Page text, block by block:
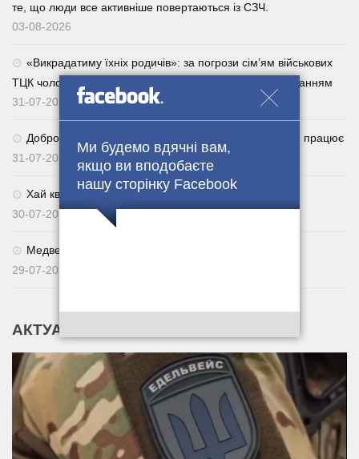
Ми будемо вдячні вам,
якщо ви вподобаєте
нашу сторінку Facebook
те, що люди все активніше повертаються із СЗЧ.
03-08-2026
«Викрадатиму їхніх родичів»: за погрози сім’ям військових
ТЦК чоловік отримав п’ять років із дворічним випробуванням
31-07-2026
Добровільне повернення із СЗЧ через Армія+: як це працює
31-07-2026
Хай квітне українське поле. 🌾🇺🇦
30-07-2026
Медведчуку оголосили нову підозру
29-07-2026
АКТУАЛЬНІ НОВИНИ